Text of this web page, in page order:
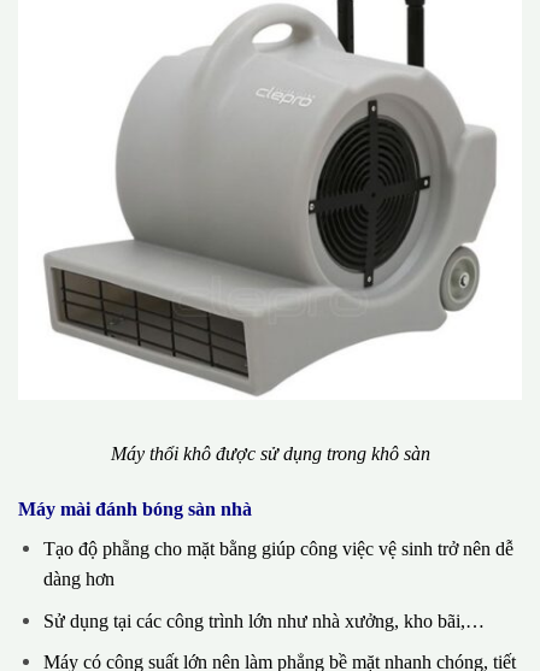
Máy thổi khô được sử dụng trong khô sàn
Máy mài đánh bóng sàn nhà
Tạo độ phẵng cho mặt bằng giúp công việc vệ sinh trở nên dễ
dàng hơn
Sử dụng tại các công trình lớn như nhà xưởng, kho bãi,…
Máy có công suất lớn nên làm phẳng bề mặt nhanh chóng, tiết